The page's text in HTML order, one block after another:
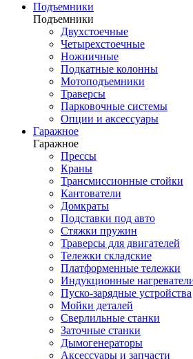
Подъемники
Подъемники
Двухстоечные
Четырехстоечные
Ножничные
Подкатные колонны
Мотоподъемники
Траверсы
Парковочные системы
Опции и аксессуары
Гаражное
Гаражное
Прессы
Краны
Трансмиссионные стойки
Кантователи
Домкраты
Подставки под авто
Стяжки пружин
Траверсы для двигателей
Тележки складские
Платформенные тележки
Индукционные
Пуско-зарядные устройства
Мойки деталей
Сверлильные станки
Заточные станки
Дымогенераторы
Аксессуары и запчасти